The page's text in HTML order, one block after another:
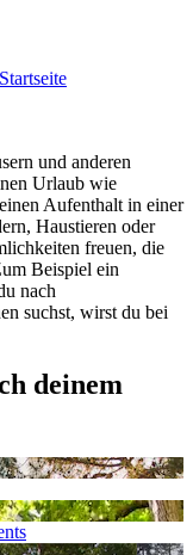
Startseite
und anderen
Urlaub wie
Aufenthalt in einer
Haustieren oder
freuen, die
Beispiel ein
nach
suchst, wirst du bei
deinem